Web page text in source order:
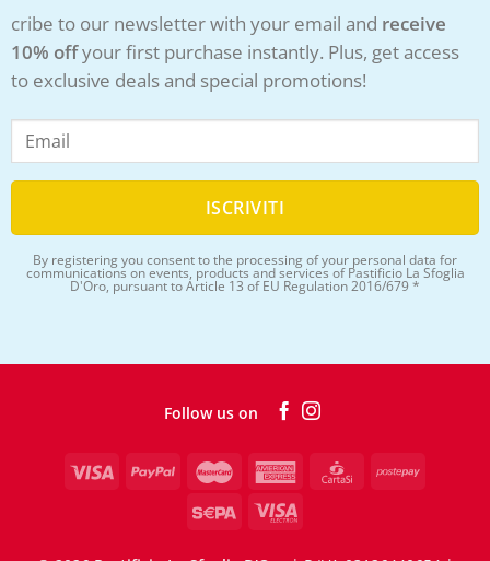
cribe to our newsletter with your email and receive
10% offyour first purchase instantly. Plus, get access
to exclusive deals and special promotions!
By registering you consent to the processing of your personal data for
communications on events, products and services of Pastificio La Sfoglia
D'Oro, pursuant to Article 13 of EU Regulation 2016/679 *
Follow us on